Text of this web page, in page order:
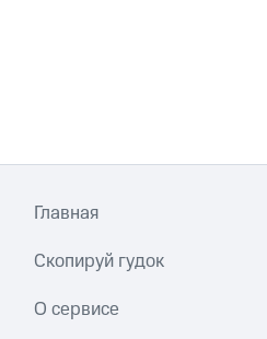
Главная
Скопируй гудок
О сервисе